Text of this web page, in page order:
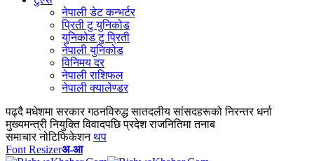
नेपाली डेट कन्भर्टर
प्रिती टु युनिकोड
युनिकोड टु प्रिती
नेपाली युनिकोड
विनिमय दर
नेपाली राशिफल
नेपाली क्यालेण्डर
पढ्दै मधेशमा सरकार गठनविरुद्ध सातदलीय सांसदहरूको निरन्तर धर्ना
मुख्यमन्त्री नियुक्ति विवादपछि प्रदेश राजनितिमा तनाब
समाचार नोटिफिकेशन थप
Font Resizerअ-आ